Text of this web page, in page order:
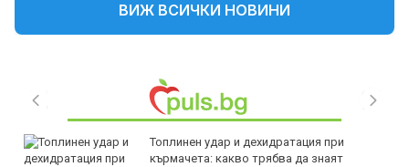
ВИЖ ВСИЧКИ НОВИНИ
Топлинен удар и дехидратация при
кърмачета: какво трябва да знаят